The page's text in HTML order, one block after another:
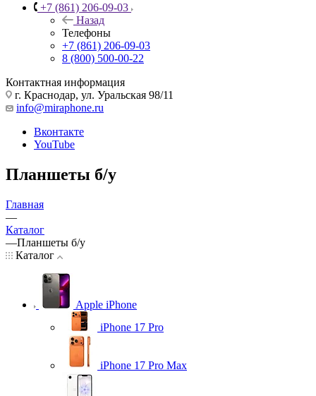
+7 (861) 206-09-03
Назад
Телефоны
+7 (861) 206-09-03
8 (800) 500-00-22
Контактная информация
г. Краснодар, ул. Уральская 98/11
info@miraphone.ru
Вконтакте
YouTube
Планшеты б/у
Главная
—
Каталог
—Планшеты б/у
Каталог
Apple iPhone
iPhone 17 Pro
iPhone 17 Pro Max